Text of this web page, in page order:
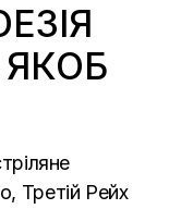
Третій Рейх